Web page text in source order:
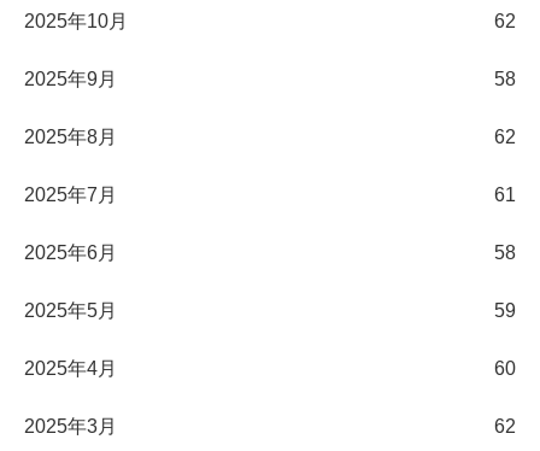
2025年10月 62
2025年9月 58
2025年8月 62
2025年7月 61
2025年6月 58
2025年5月 59
2025年4月 60
2025年3月 62